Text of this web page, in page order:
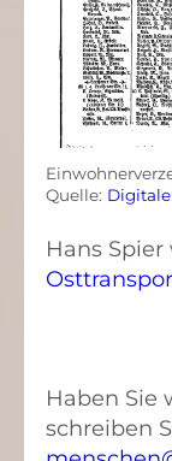
Quelle:
Hans
Haben Sie
schreiben